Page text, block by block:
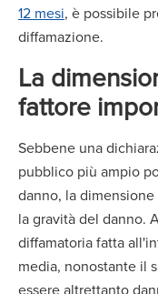
12 mesi, è possibile
diffamazione.
La
fattore
Sebbene una
pubblico più ampio
danno, la
la gravità del danno.
diffamatoria fatta
media, nonostante il
essere altrettanto